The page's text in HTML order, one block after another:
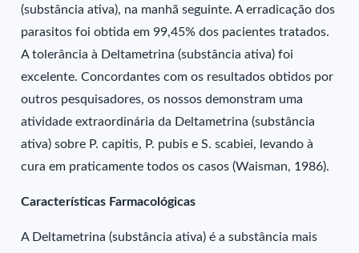
(substância ativa), na manhã seguinte. A erradicação dos
parasitos foi obtida em 99,45% dos pacientes tratados.
A tolerância à Deltametrina (substância ativa) foi
excelente. Concordantes com os resultados obtidos por
outros pesquisadores, os nossos demonstram uma
atividade extraordinária da Deltametrina (substância
ativa) sobre P. capitis, P. pubis e S. scabiei, levando à
cura em praticamente todos os casos (Waisman, 1986).
Características Farmacológicas
A Deltametrina (substância ativa) é a substância mais